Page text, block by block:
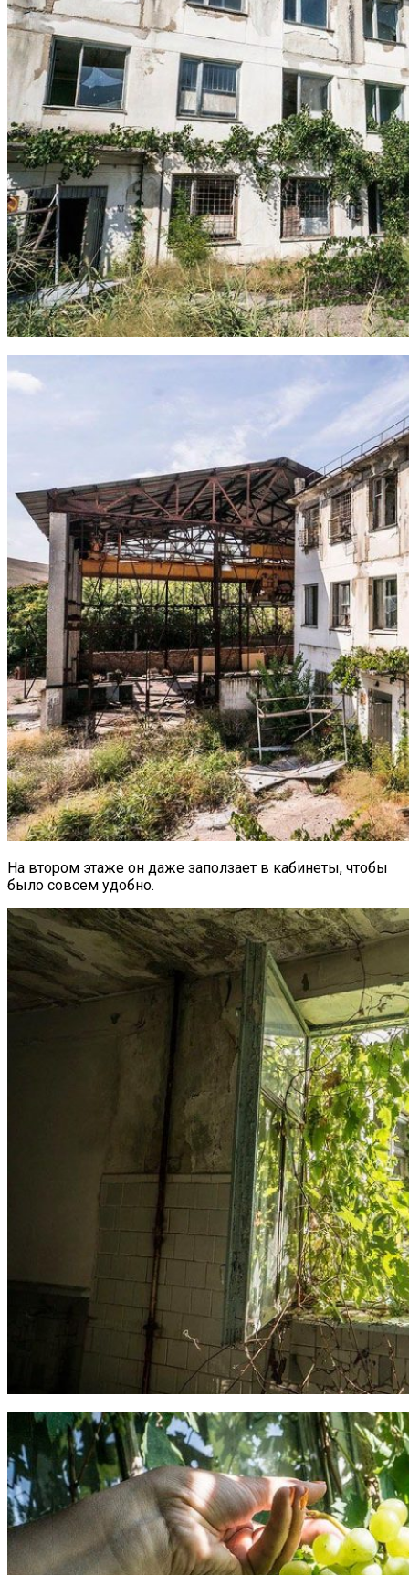
На втором этаже он даже заползает в кабинеты, чтобы
было совсем удобно.